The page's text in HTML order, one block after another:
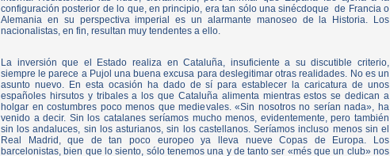
configuración posterior de lo que, en principio, era tan sólo una sinécdoque de Francia o
Alemania en su perspectiva imperial es un alarmante manoseo de la Historia. Los
nacionalistas, en fin, resultan muy tendentes a ello.
La inversión que el Estado realiza en Cataluña, insuficiente a su discutible criterio,
siempre le parece a Pujol una buena excusa para deslegitimar otras realidades. No es un
asunto nuevo. En esta ocasión ha dado de sí para establecer la caricatura de unos
españoles hirsutos y tribales a los que Cataluña alimenta mientras estos se dedican a
holgar en costumbres poco menos que medievales. «Sin nosotros no serían nada», ha
venido a decir. Sin los catalanes seríamos mucho menos, evidentemente, pero también
sin los andaluces, sin los asturianos, sin los castellanos. Seríamos incluso menos sin el
Real Madrid, que de tan poco europeo ya lleva nueve Copas de Europa. Los
barcelonistas, bien que lo siento, sólo tenemos una y de tanto ser «més que un club» nos